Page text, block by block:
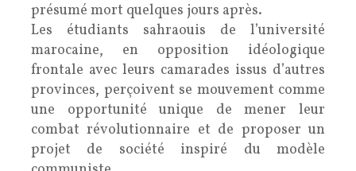
présumé mort quelques jours après.
Les étudiants sahraouis de l’université
marocaine, en opposition idéologique
frontale avec leurs camarades issus d’autres
provinces, perçoivent se mouvement comme
une opportunité unique de mener leur
combat révolutionnaire et de proposer un
projet de société inspiré du modèle